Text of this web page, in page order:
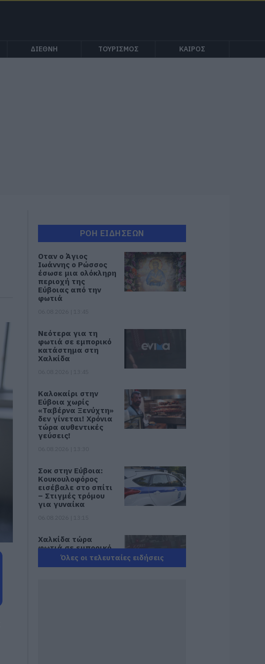
ΔΙΕΘΝΗ ΤΟΥΡΙΣΜΟΣ ΚΑΙΡΟΣ
ΡΟΗ ΕΙΔΗΣΕΩΝ
Οταν ο Άγιος
Ιωάννης ο Ρώσσος
έσωσε μια ολόκληρη
περιοχή της
Εύβοιας από την
φωτιά
Νεότερα για τη
φωτιά σε εμπορικό
κατάστημα στη
Χαλκίδα
Καλοκαίρι στην
Εύβοια χωρίς
«Ταβέρνα Ξενύχτη»
δεν γίνεται! Χρόνια
τώρα αυθεντικές
γεύσεις!
Σοκ στην Εύβοια:
Κουκουλοφόρος
εισέβαλε στο σπίτι
– Στιγμές τρόμου
για γυναίκα
Χαλκίδα τώρα
φωτιά σε εμπορικό
κατάστημα
06.08.2026 | 13:00
Όλες οι τελευταίες ειδήσεις